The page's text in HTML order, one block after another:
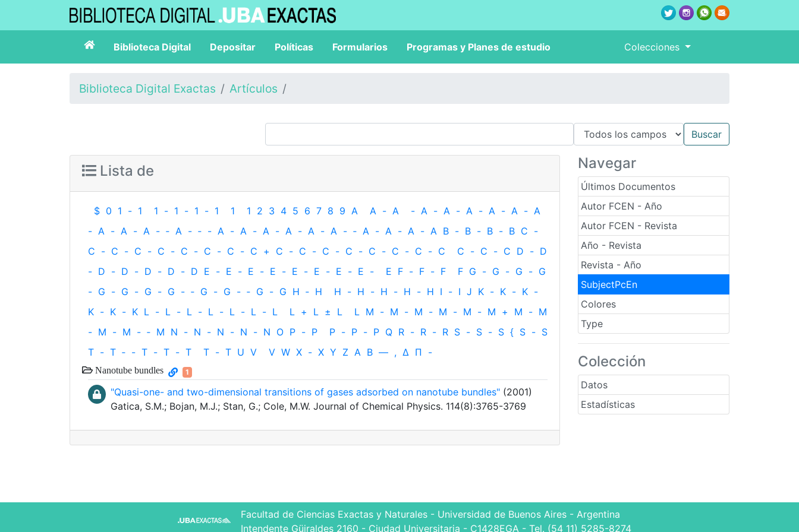
Biblioteca Digital Depositar Políticas Formularios Programas y Planes de estudio Colecciones
Biblioteca Digital Exactas Artículos
Navegar
Últimos Documentos
Autor FCEN - Año
Autor FCEN - Revista
Año - Revista
Revista - Año
SubjectPcEn
Colores
Type
Colección
Datos
Estadísticas
Lista de
$ 0 1 - 1 1 - 1 - 1 - 1 1 1 2 3 4 5 6 7 8 9 A A - A - A - A - A - A - A - A
- A - A - A - ‐ A - ‐ - A - A - A - A - A - A - ‐ A - A - A - A B - B - B - B C -
C - C - C - C - C - C - C - C + C - C - C - C - C - C - C - C C - C - C D - D
- D - D - D - D - D E - E - E - E - E - E - E - E - E F - F - F F G - G - G - G
- G - G - G - G - ‐ G - G - ‐ G - G H ‐ H H - H - H - H - H I - I J K - K - K -
K - K - K L - L - L - L - L - L - L L + L ± L L M - M - M - M - M - M + M - M
- M - M - ‐ M N - N - N - N - N O P - P P - P - P Q R - R - R S - S - S { S - S
T - T ‐ - T - T - T T - T U V V W X - X Y Z Α Β — , Δ Π -
Nanotube bundles 1
"Quasi-one- and two-dimensional transitions of gases adsorbed on nanotube bundles" (2001)
Gatica, S.M.; Bojan, M.J.; Stan, G.; Cole, M.W. Journal of Chemical Physics. 114(8):3765-3769
Facultad de Ciencias Exactas y Naturales - Universidad de Buenos Aires - Argentina
Intendente Güiraldes 2160 - Ciudad Universitaria - C1428EGA - Tel. (54 11) 5285-8274